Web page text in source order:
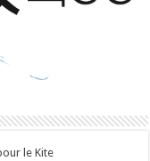
le Kite